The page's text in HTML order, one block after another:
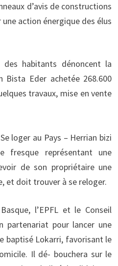
d’avis de constructions
action énergique des élus
des habitants dénoncent la
Bista Eder achetée 268.600
travaux, mise en vente
loger au Pays – Herrian bizi
fresque représentant une
de son propriétaire une
et doit trouver à se reloger.
l’EPFL et le Conseil
partenariat pour lancer une
baptisé Lokarri, favorisant le
Il dé- bouchera sur le